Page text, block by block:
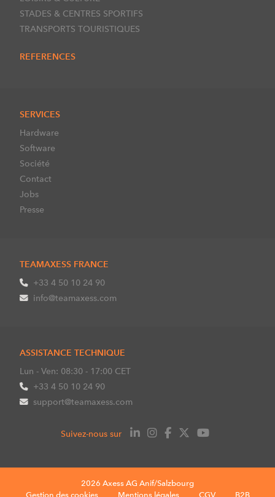
STADES & CENTRES SPORTIFS
TRANSPORTS TOURISTIQUES
REFERENCES
SERVICES
Hardware
Software
Société
Contact
Jobs
Presse
TEAMAXESS FRANCE
+33 4 50 10 24 90
info@teamaxess.com
ASSISTANCE TECHNIQUE
Lun - Ven: 08:30 - 17:00 CET
+33 4 50 10 24 90
support@teamaxess.com
Suivez-nous sur
2026 Axess AG Anif/Salzbourg
Gestion des cookies
Mentions légales CGV B2B